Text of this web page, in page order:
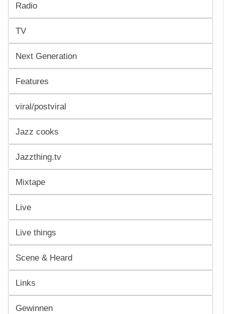
Radio
TV
Next Generation
Features
viral/postviral
Jazz cooks
Jazzthing.tv
Mixtape
Live
Live things
Scene & Heard
Links
Gewinnen